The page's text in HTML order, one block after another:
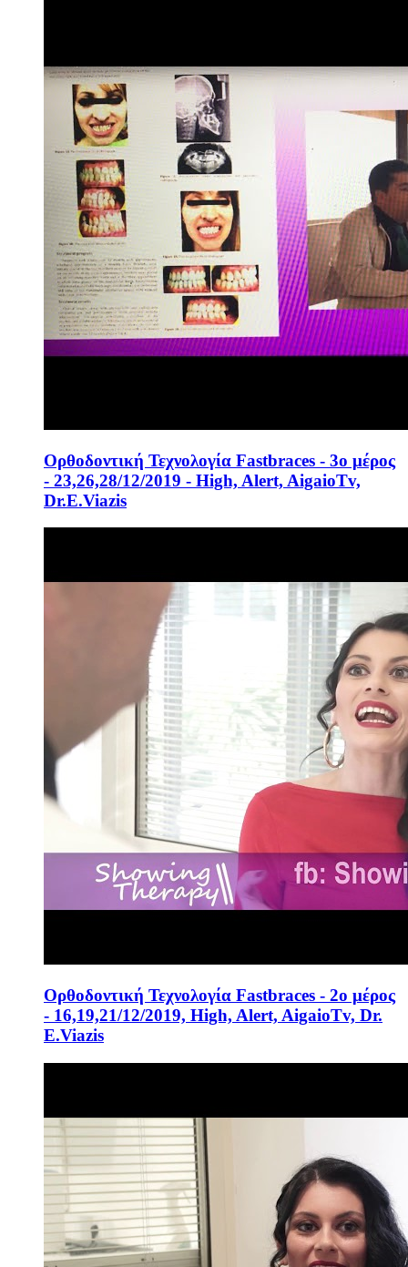
Ορθοδοντική Τεχνολογία Fastbraces - 3ο μέρος
- 23,26,28/12/2019 - High, Alert, AigaioTv,
Dr.E.Viazis
Ορθοδοντική Τεχνολογία Fastbraces - 2ο μέρος
- 16,19,21/12/2019, High, Alert, AigaioTv, Dr.
E.Viazis